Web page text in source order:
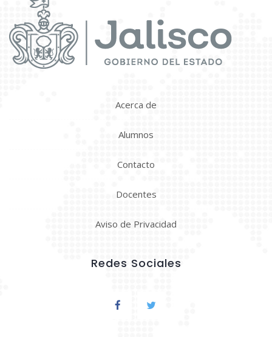
Acerca de
Alumnos
Contacto
Docentes
Aviso de Privacidad
Redes Sociales